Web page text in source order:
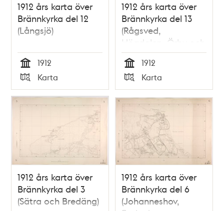
1912 års karta över
Brännkyrka del 12
(Långsjö)
Tid
1912
Typ
Karta
1912 års karta över
Brännkyrka del 13
(Rågsved,
Högdalen, Örby och
Hagsätra)
Tid
1912
Typ
Karta
1912 års karta över
Brännkyrka del 3
(Sätra och Bredäng)
1912 års karta över
Brännkyrka del 6
(Johanneshov,